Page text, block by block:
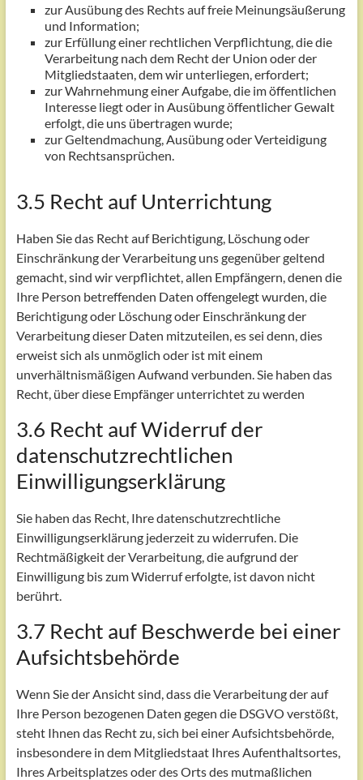
zur Ausübung des Rechts auf freie Meinungsäußerung
und Information;
zur Erfüllung einer rechtlichen Verpflichtung, die die
Verarbeitung nach dem Recht der Union oder der
Mitgliedstaaten, dem wir unterliegen, erfordert;
zur Wahrnehmung einer Aufgabe, die im öffentlichen
Interesse liegt oder in Ausübung öffentlicher Gewalt
erfolgt, die uns übertragen wurde;
zur Geltendmachung, Ausübung oder Verteidigung
von Rechtsansprüchen.
3.5 Recht auf Unterrichtung
Haben Sie das Recht auf Berichtigung, Löschung oder
Einschränkung der Verarbeitung uns gegenüber geltend
gemacht, sind wir verpflichtet, allen Empfängern, denen die
Ihre Person betreffenden Daten offengelegt wurden, die
Berichtigung oder Löschung oder Einschränkung der
Verarbeitung dieser Daten mitzuteilen, es sei denn, dies
erweist sich als unmöglich oder ist mit einem
unverhältnismäßigen Aufwand verbunden. Sie haben das
Recht, über diese Empfänger unterrichtet zu werden
3.6 Recht auf Widerruf der
datenschutzrechtlichen
Einwilligungserklärung
Sie haben das Recht, Ihre datenschutzrechtliche
Einwilligungserklärung jederzeit zu widerrufen. Die
Rechtmäßigkeit der Verarbeitung, die aufgrund der
Einwilligung bis zum Widerruf erfolgte, ist davon nicht
berührt.
3.7 Recht auf Beschwerde bei einer
Aufsichtsbehörde
Wenn Sie der Ansicht sind, dass die Verarbeitung der auf
Ihre Person bezogenen Daten gegen die DSGVO verstößt,
steht Ihnen das Recht zu, sich bei einer Aufsichtsbehörde,
insbesondere in dem Mitgliedstaat Ihres Aufenthaltsortes,
Ihres Arbeitsplatzes oder des Orts des mutmaßlichen